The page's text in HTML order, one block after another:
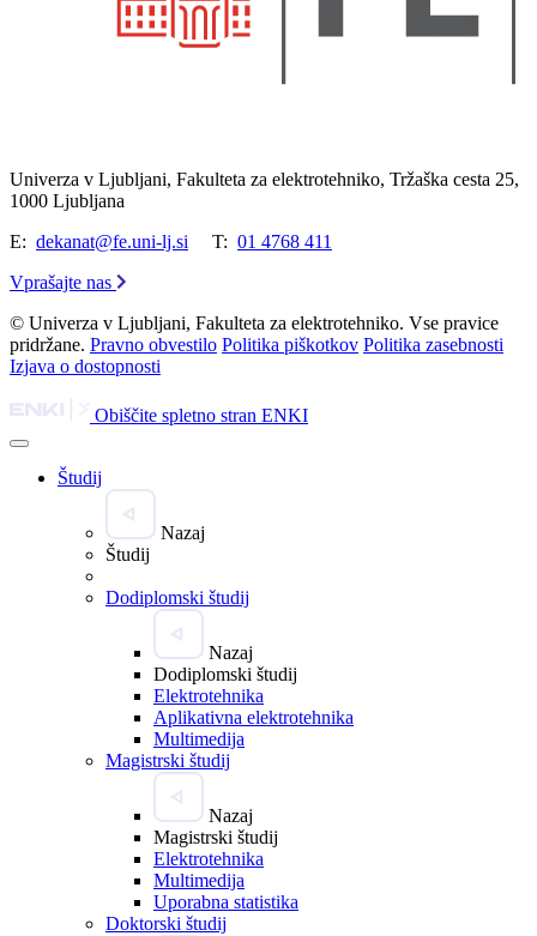
Univerza v Ljubljani, Fakulteta za elektrotehniko, Tržaška cesta 25,
1000 Ljubljana
E: dekanat@fe.uni-lj.si T: 01 4768 411
Vprašajte nas
© Univerza v Ljubljani, Fakulteta za elektrotehniko. Vse pravice
pridržane. Pravno obvestilo Politika piškotkov Politika zasebnosti
Izjava o dostopnosti
Obiščite spletno stran ENKI
Študij
Nazaj
Študij
Dodiplomski študij
Nazaj
Dodiplomski študij
Elektrotehnika
Aplikativna elektrotehnika
Multimedija
Magistrski študij
Nazaj
Magistrski študij
Elektrotehnika
Multimedija
Uporabna statistika
Doktorski študij